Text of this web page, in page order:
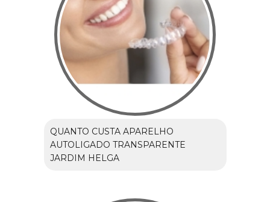
QUANTO CUSTA APARELHO
AUTOLIGADO TRANSPARENTE
JARDIM HELGA